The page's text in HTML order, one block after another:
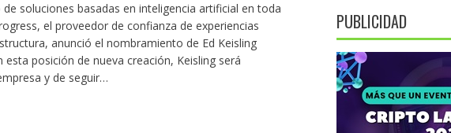
soluciones basadas en inteligencia artificial en toda
el proveedor de confianza de experiencias
anunció el nombramiento de Ed Keisling
posición de nueva creación, Keisling será
y de seguir…
PUBLICIDAD